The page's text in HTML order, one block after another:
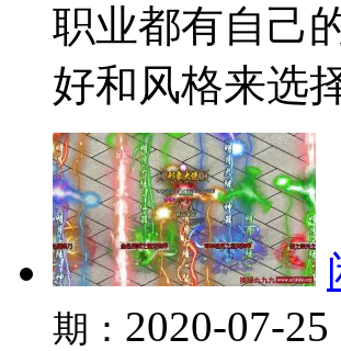
职业都有自己
好和风格来选
期： 2020-07-